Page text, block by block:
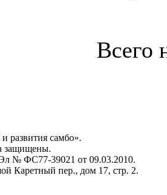
Всего
развития самбо».
защищены.
№ ФС77-39021 от 09.03.2010.
Каретный пер., дом 17, стр. 2.